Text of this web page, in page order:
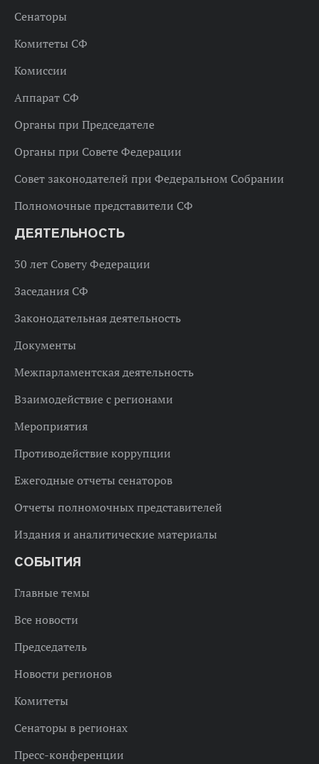
Сенаторы
Комитеты СФ
Комиссии
Аппарат СФ
Органы при Председателе
Органы при Совете Федерации
Совет законодателей при Федеральном Собрании
Полномочные представители СФ
ДЕЯТЕЛЬНОСТЬ
30 лет Совету Федерации
Заседания СФ
Законодательная деятельность
Документы
Межпарламентская деятельность
Взаимодействие с регионами
Мероприятия
Противодействие коррупции
Ежегодные отчеты сенаторов
Отчеты полномочных представителей
Издания и аналитические материалы
СОБЫТИЯ
Главные темы
Все новости
Председатель
Новости регионов
Комитеты
Сенаторы в регионах
Пресс-конференции